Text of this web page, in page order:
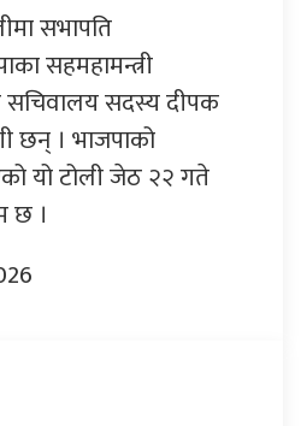
सभापति
सहमहामन्त्री
सचिवालय सदस्य दीपक
छन् । भाजपाको
यो टोली जेठ २२ गते
छ ।